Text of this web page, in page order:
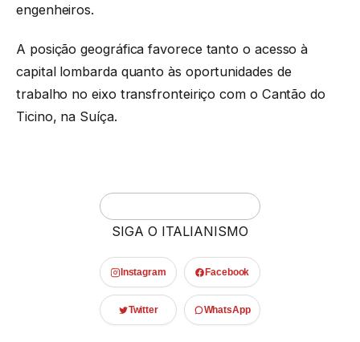
engenheiros.
A posição geográfica favorece tanto o acesso à
capital lombarda quanto às oportunidades de
trabalho no eixo transfronteiriço com o Cantão do
Ticino, na Suíça.
SIGA O ITALIANISMO
Instagram Facebook
Twitter WhatsApp